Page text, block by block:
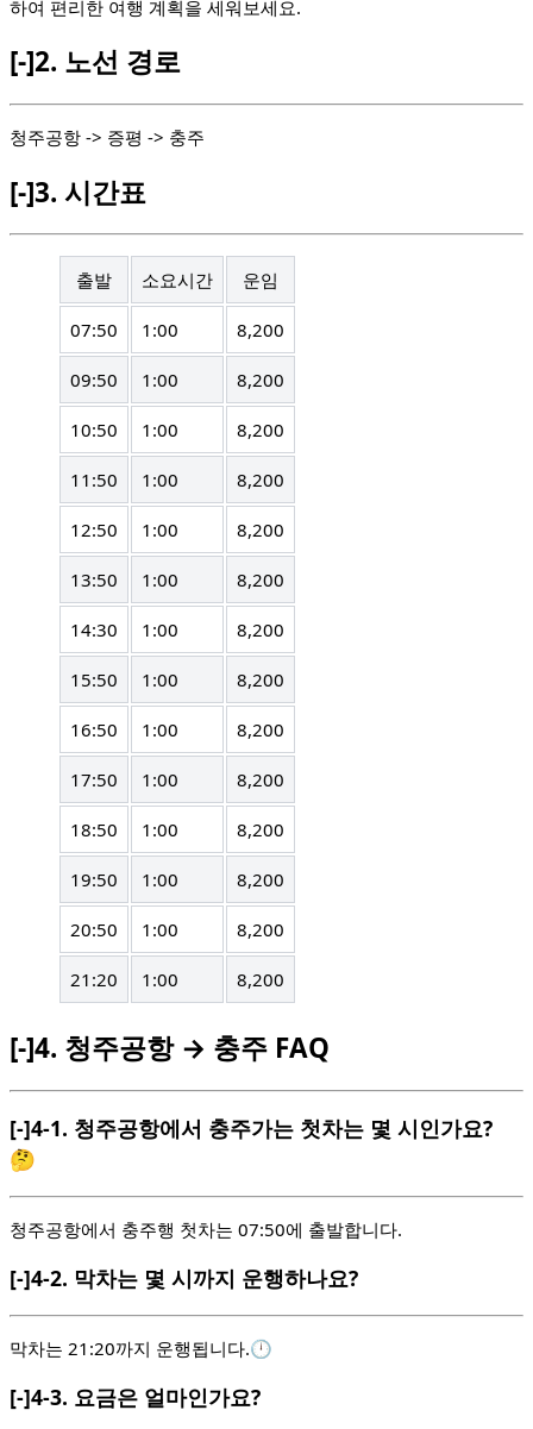
하여 편리한 여행 계획을 세워보세요.
[-]2. 노선 경로
청주공항 -> 증평 -> 충주
[-]3. 시간표
출발 소요시간 운임
07:50 1:00 8,200
09:50 1:00 8,200
10:50 1:00 8,200
11:50 1:00 8,200
12:50 1:00 8,200
13:50 1:00 8,200
14:30 1:00 8,200
15:50 1:00 8,200
16:50 1:00 8,200
17:50 1:00 8,200
18:50 1:00 8,200
19:50 1:00 8,200
20:50 1:00 8,200
21:20 1:00 8,200
[-]4. 청주공항 → 충주 FAQ
[-]4-1. 청주공항에서 충주가는 첫차는 몇 시인가요?
🤔
청주공항에서 충주행 첫차는 07:50에 출발합니다.
[-]4-2. 막차는 몇 시까지 운행하나요?
막차는 21:20까지 운행됩니다.🕛
[-]4-3. 요금은 얼마인가요?